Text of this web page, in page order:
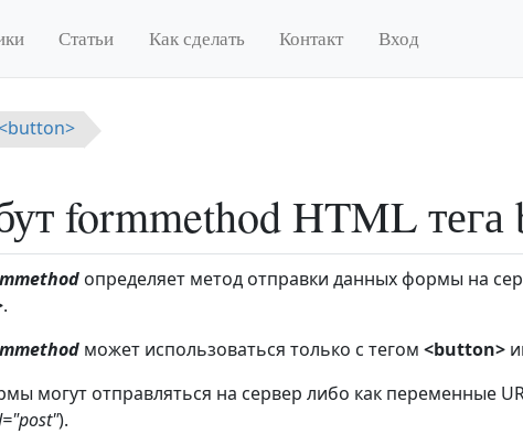
Статьи Как сделать Контакт Вход
formmethod HTML тега
определяет метод отправки данных формы на
.
может использоваться только с тегом <button>
могут отправляться на сервер либо как переменные
).